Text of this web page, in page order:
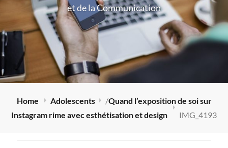
et de la Communication
Home Adolescents /Quand l’exposition de soi sur
Instagram rime avec esthétisation et design
IMG_4193